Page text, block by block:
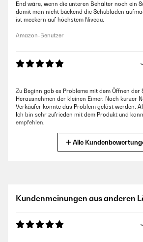
End wäre, wenn die unteren Behälter noch ein
damit man nicht bückend die Schubladen
ist meckern auf höchstem Niveau.
Amazon-Benutzer
Zu Beginn gab es Probleme mit dem Öffnen der
Herausnehmen der kleinen Eimer. Nach kurzer
Verkäufer konnte das Problem gelöst werden.
Ich bin sehr zufrieden mit dem Produkt und
empfehlen.
Perfekt, genau wie beschrieben.
Alle
Kundenmeinungen aus anderen